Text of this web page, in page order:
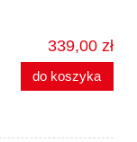
339,00 zł
do koszyka